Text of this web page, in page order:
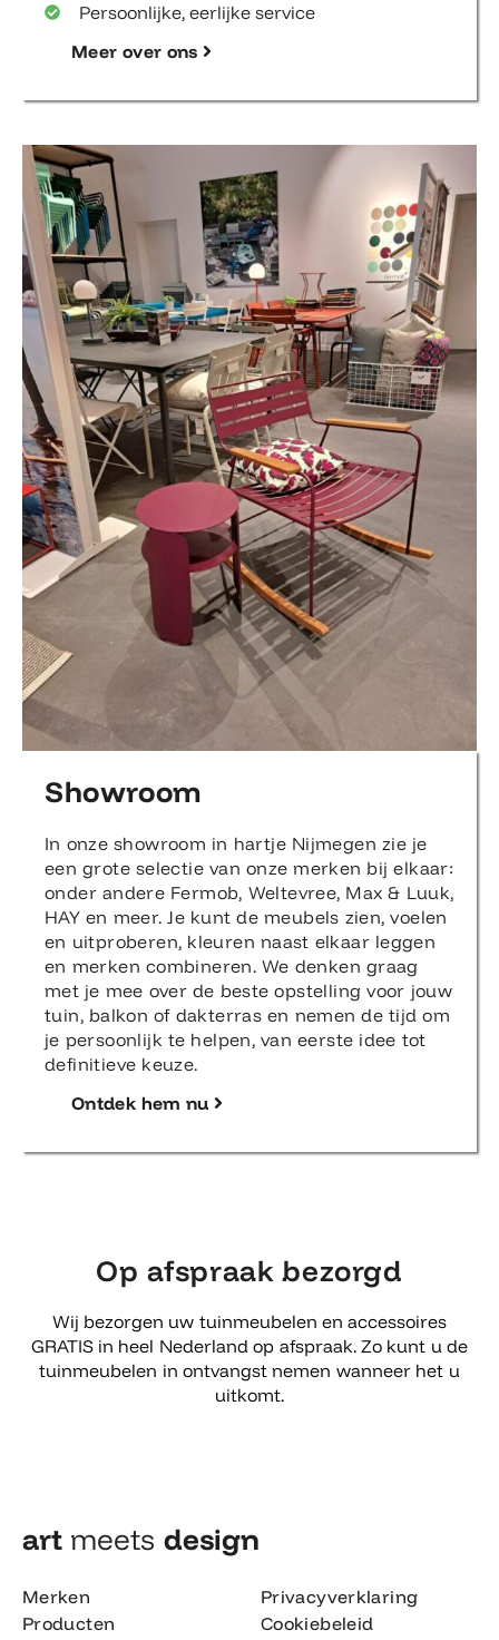
Persoonlijke, eerlijke service
Meer over ons
Showroom
In onze showroom in hartje Nijmegen zie je
een grote selectie van onze merken bij elkaar:
onder andere Fermob, Weltevree, Max & Luuk,
HAY en meer. Je kunt de meubels zien, voelen
en uitproberen, kleuren naast elkaar leggen
en merken combineren. We denken graag
met je mee over de beste opstelling voor jouw
tuin, balkon of dakterras en nemen de tijd om
je persoonlijk te helpen, van eerste idee tot
definitieve keuze.
Ontdek hem nu
Op afspraak bezorgd
Wij bezorgen uw tuinmeubelen en accessoires
GRATIS in heel Nederland op afspraak. Zo kunt u de
tuinmeubelen in ontvangst nemen wanneer het u
uitkomt.
art meets design​
Merken
Producten
Privacyverklaring
Cookiebeleid